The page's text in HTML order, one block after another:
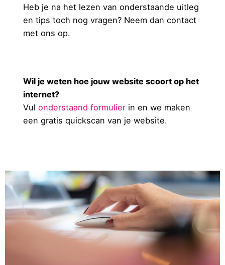
Heb je na het lezen van onderstaande uitleg
en tips toch nog vragen? Neem dan contact
met ons op.
Wil je weten hoe jouw website scoort op het
internet?
Vulonderstaand formulier in en we maken
een gratis quickscan van je website.